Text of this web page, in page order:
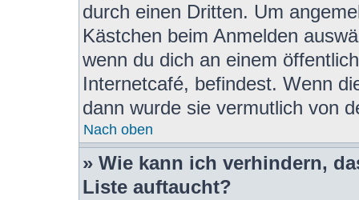
durch einen Dritten. Um
Kästchen beim Anmelden
wenn du dich an einem
Internetcafé, befindest. Wenn
dann wurde sie vermutlich von
Nach oben
» Wie kann ich verhindern,
Liste auftaucht?